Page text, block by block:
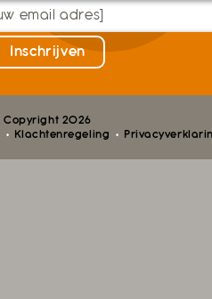
Copyright 2026
Klachtenregeling